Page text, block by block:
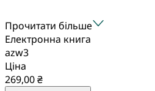
Прочитати більше
Електронна книга
azw3
Ціна
269,00 ₴